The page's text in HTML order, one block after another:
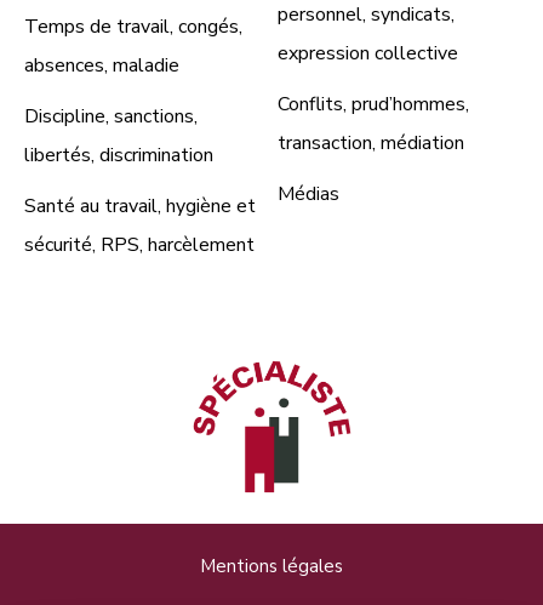
Temps de travail, congés,
absences, maladie
Discipline, sanctions,
libertés, discrimination
Santé au travail, hygiène et
sécurité, RPS, harcèlement
personnel, syndicats,
expression collective
Conflits, prud’hommes,
transaction, médiation
Médias
Mentions légales